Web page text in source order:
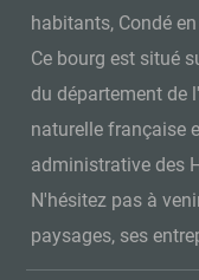
habitants, Condé
Ce bourg est situé
du département de
naturelle française
administrative des
N'hésitez pas à
paysages, ses